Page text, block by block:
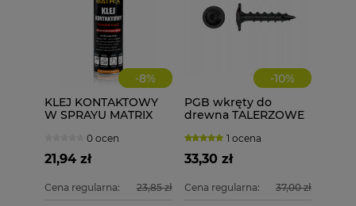
-8%
KLEJ KONTAKTOWY
W SPRAYU MATRIX
LAMINATÓW MDF
PCV OBRZEŻA
0 ocen
21,94 zł
Cena regularna: 23,85 zł
-10%
PGB wkręty do
drewna TALERZOWE
szt. + BIT1 ocena
33,30 zł
Cena regularna: 37,00 zł